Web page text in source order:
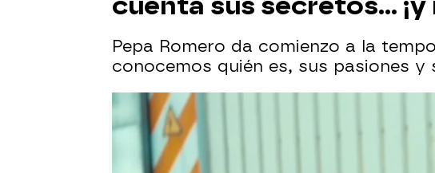
Pepa Romero da comienzo a la
conocemos quién es, sus pasiones y